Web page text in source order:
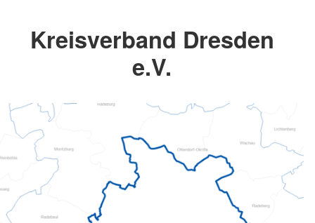
Kreisverband Dresden
e.V.